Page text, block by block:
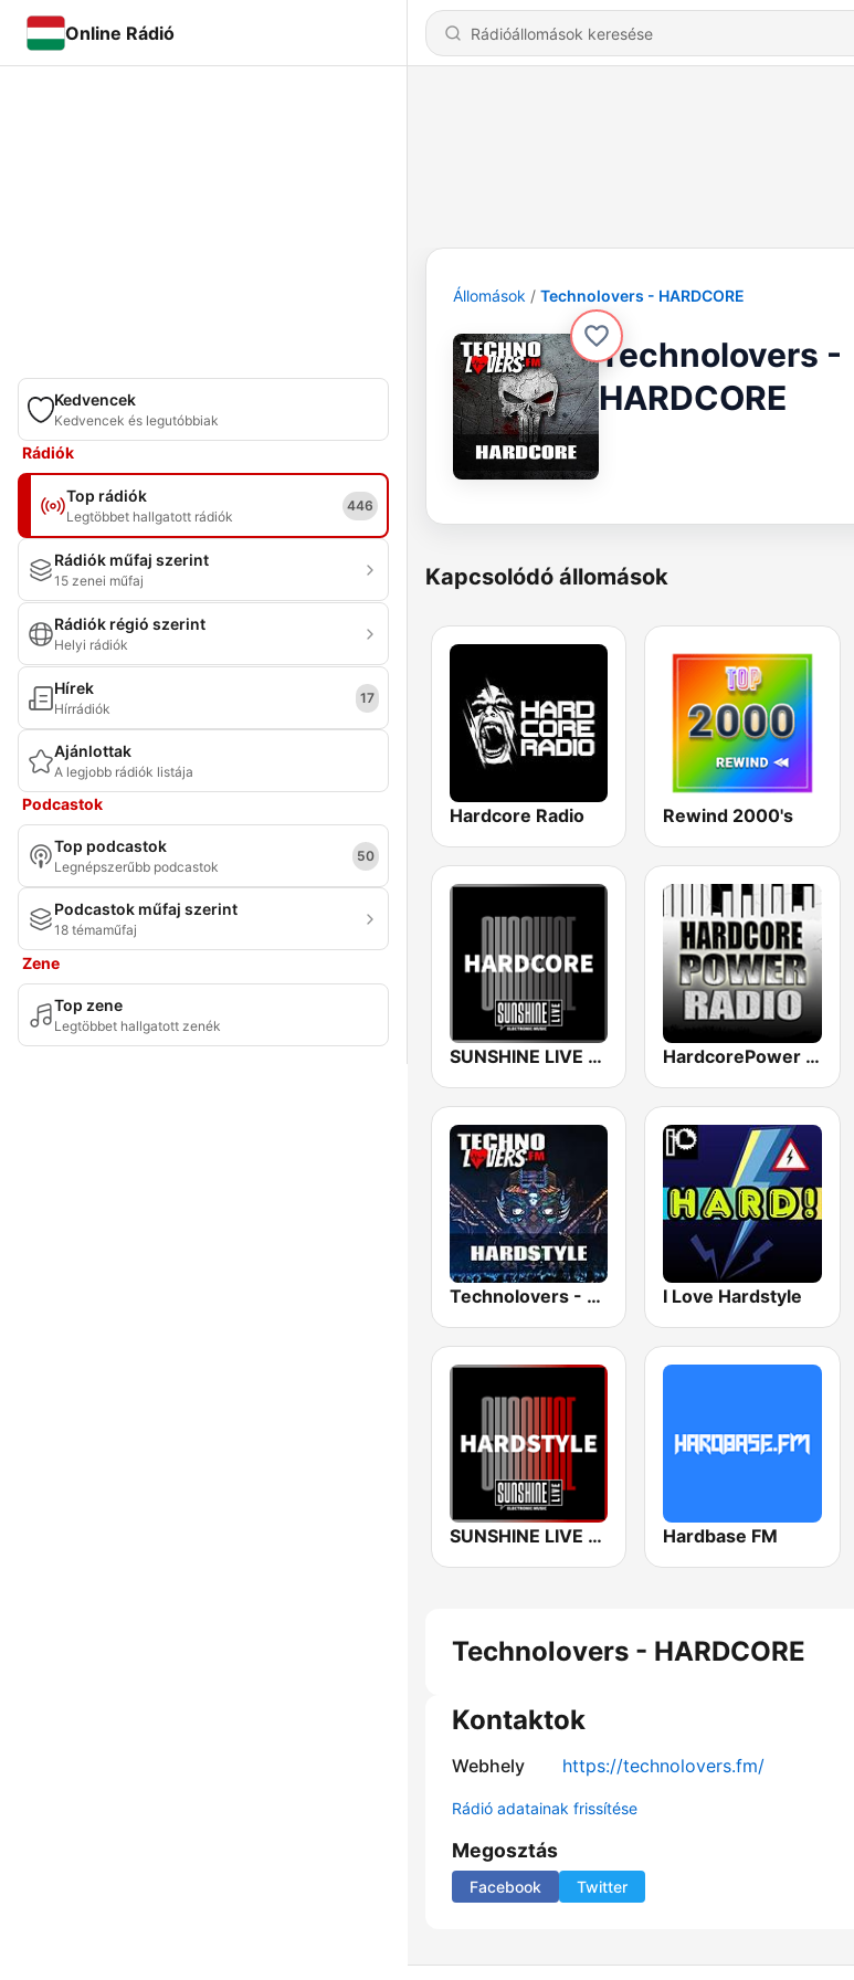
Online Rádió
Kedvencek
Kedvencek és legutóbbiak
Rádiók
Top rádiók
Legtöbbet hallgatott rádiók
446
Rádiók műfaj szerint
15 zenei műfaj
Rádiók régió szerint
Helyi rádiók
Hírek
Hírrádiók
17
Ajánlottak
A legjobb rádiók listája
Podcastok
Top podcastok
Legnépszerűbb podcastok
50
Podcastok műfaj szerint
18 témaműfaj
Zene
Top zene
Legtöbbet hallgatott zenék
Állomások Technolovers - HARDCORE
Technolovers -
HARDCORE
Kapcsolódó állomások
Hardcore Radio Rewind 2000's
SUNSHINE LIVE - Hardcore HardcorePower Radio
Technolovers - HARDSTYLE I Love Hardstyle
SUNSHINE LIVE - Hardstyle Hardbase FM
Technolovers - HARDCORE
Kontaktok
Webhely https://technolovers.fm/
Rádió adatainak frissítése
Megosztás
Facebook Twitter